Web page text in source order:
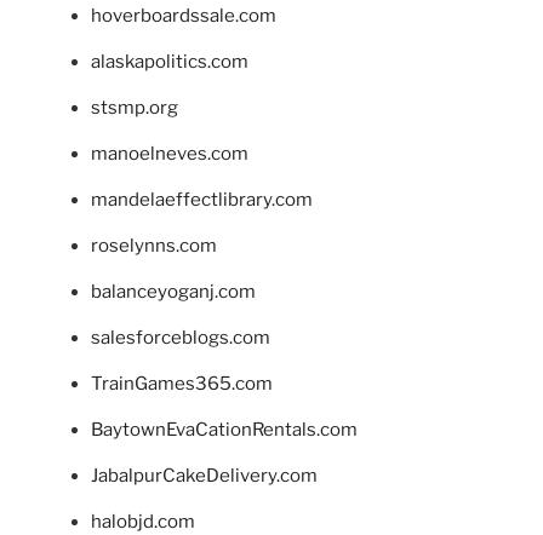
hoverboardssale.com
alaskapolitics.com
stsmp.org
manoelneves.com
mandelaeffectlibrary.com
roselynns.com
balanceyoganj.com
salesforceblogs.com
TrainGames365.com
BaytownEvaCationRentals.com
JabalpurCakeDelivery.com
halobjd.com